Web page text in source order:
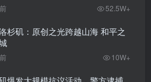
52.5W+
杉矶：原创之光跨越山海 和平之
10W+